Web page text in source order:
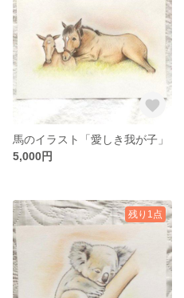
馬のイラスト「愛しき我が子」
5,000円
残り1点